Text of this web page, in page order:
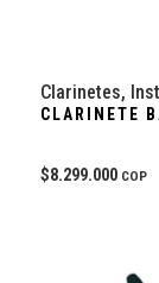
Clarinetes,
CLARINETE
$8.299.000 COP